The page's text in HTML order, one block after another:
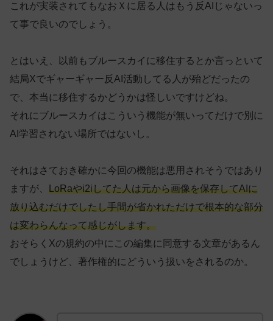
これが実装されてもなおＸに居る人はもう反AIじゃないっ
て事で良いのでしょう。
とはいえ、以前もブルースカイに移住するとか言っといて
結局Xでギャーギャー反AI活動してる人が殆どだったの
で、本当に移住するかどうかは怪しいですけどね。
それにブルースカイはこういう機能が無いってだけで別に
AI学習されない場所ではないし。
それはさておき確かに今回の機能は悪用されそうではあり
ますが、 LoRaやi2iしてた人は元から画像を保存してAIに
放り込むだけでしたし手間が省かれただけで根本的な部分
は変わらんなって感じがします。
おそらくXの規約の中にこの編集に同意する文章があるん
でしょうけど、著作権的にどういう扱いをされるのか。